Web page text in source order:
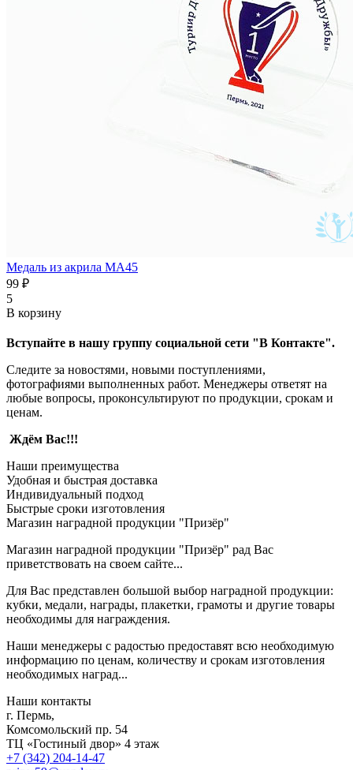
Медаль из акрила MA45
99 ₽
5
В корзину
Вступайте в нашу группу социальной сети "В Контакте".
Следите за новостями, новыми поступлениями,
фотографиями выполненных работ. Менеджеры ответят на
любые вопросы, проконсультируют по продукции, срокам и
ценам.
Ждём Вас!!!
Наши преимущества
Удобная и быстрая доставка
Индивидуальный подход
Быстрые сроки изготовления
Магазин наградной продукции "Призёр"
Магазин наградной продукции "Призёр" рад Вас
приветствовать на своем сайте...
Для Вас представлен большой выбор наградной продукции:
кубки, медали, награды, плакетки, грамоты и другие товары
необходимы для награждения.
Наши менеджеры с радостью предоставят всю необходимую
информацию по ценам, количеству и срокам изготовления
необходимых наград...
Наши контакты
г. Пермь,
Комсомольский пр. 54
ТЦ «Гостиный двор» 4 этаж
+7 (342) 204-14-47